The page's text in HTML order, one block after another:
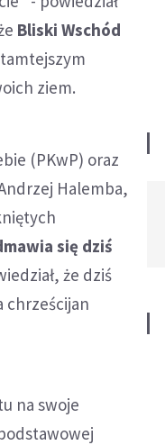
Bliski Wschód
ziem.
(PKwP) oraz
Halemba,
się dziś
że dziś
chrześcijan
na swoje